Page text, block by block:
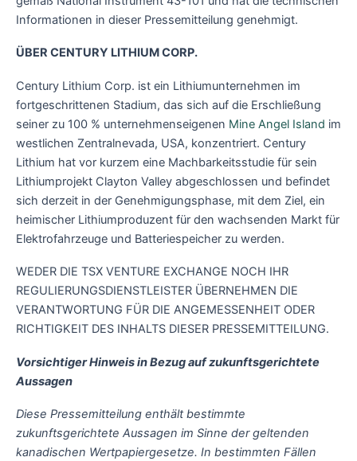
Informationen in dieser Pressemitteilung genehmigt.
ÜBER CENTURY LITHIUM CORP.
Century Lithium Corp. ist ein Lithiumunternehmen im
fortgeschrittenen Stadium, das sich auf die Erschließung
seiner zu 100 % unternehmenseigenen Mine Angel Island im
westlichen Zentralnevada, USA, konzentriert. Century
Lithium hat vor kurzem eine Machbarkeitsstudie für sein
Lithiumprojekt Clayton Valley abgeschlossen und befindet
sich derzeit in der Genehmigungsphase, mit dem Ziel, ein
heimischer Lithiumproduzent für den wachsenden Markt für
Elektrofahrzeuge und Batteriespeicher zu werden.
WEDER DIE TSX VENTURE EXCHANGE NOCH IHR
REGULIERUNGSDIENSTLEISTER ÜBERNEHMEN DIE
VERANTWORTUNG FÜR DIE ANGEMESSENHEIT ODER
RICHTIGKEIT DES INHALTS DIESER PRESSEMITTEILUNG.
Vorsichtiger Hinweis in Bezug auf zukunftsgerichtete
Aussagen
Diese Pressemitteilung enthält bestimmte
zukunftsgerichtete Aussagen im Sinne der geltenden
kanadischen Wertpapiergesetze. In bestimmten Fällen